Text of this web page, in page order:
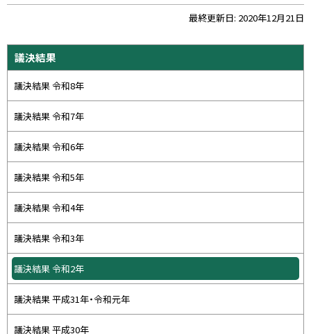
プ
に
戻
最終更新日: 2020年12月21日
サ
イ
ド
メ
ニ
ュ
ー
議決結果
議決結果 令和8年
議決結果 令和7年
議決結果 令和6年
議決結果 令和5年
議決結果 令和4年
議決結果 令和3年
議決結果 令和2年
議決結果 平成31年・令和元年
議決結果 平成30年